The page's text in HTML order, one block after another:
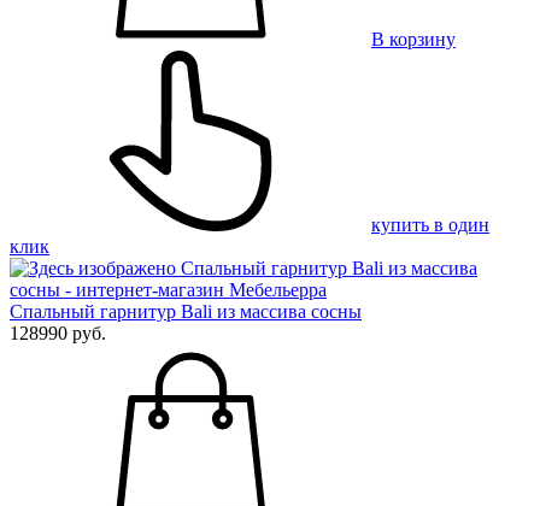
В корзину
купить в один
клик
Спальный гарнитур Bali из массива сосны
128990 руб.